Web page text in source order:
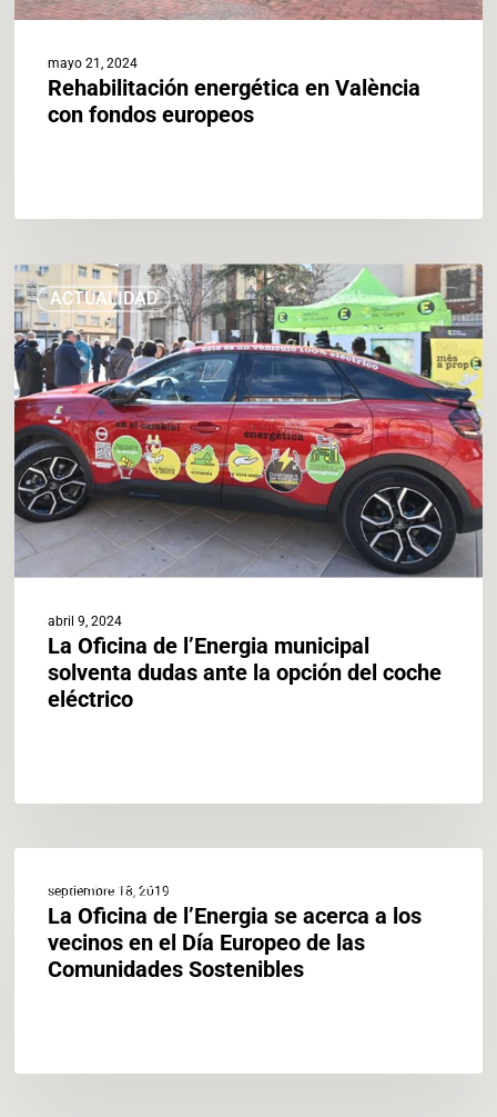
mayo 21, 2024
Rehabilitación energética en València
con fondos europeos
ACTUALIDAD
La
Oficina
de
l’Energia
municipal
solventa
dudas
ante
la
opción
del
coche
eléctrico
abril 9, 2024
La Oficina de l’Energia municipal
solventa dudas ante la opción del coche
eléctrico
ACTUALIDAD
Oficina
l’Energia
septiembre 18, 2019
La Oficina de l’Energia se acerca a los
vecinos en el Día Europeo de las
Comunidades Sostenibles